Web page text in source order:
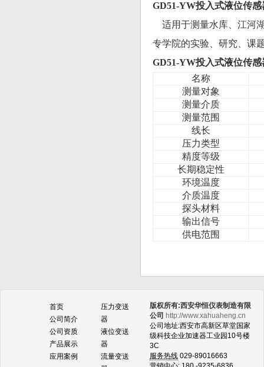
GD51-YW投入式液位传
适用于测量水库、江河
专学院的实验、研究、课
GD51-YW投入式液位传感
名称
测量对象
测量介质
测量范围
线长
压力类型
精度等级
长期稳定性
环境温度
介质温度
探头材料
输出信号
供电范围
首页
公司简介
公司资质
产品展示
应用案例
压力变送
器
液位变送
器
流量变送
版权所有:西安华恒仪表制造有限
公司 http://www.xahuaheng.cn
公司地址:西安市高新区草堂国家
级科技企业加速器工业园10号楼
3C
服务热线 029-89016663